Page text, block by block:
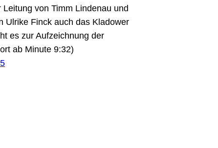
Leitung von Timm Lindenau und
Ulrike Finck auch das Kladower
es zur Aufzeichnung der
ab Minute 9:32)